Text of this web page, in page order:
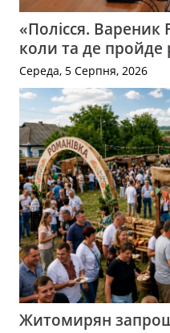
«Полісся. Вареник
коли та де пройде
Середа, 5 Серпня, 2026
Житомирян